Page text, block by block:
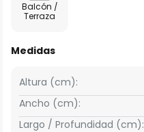
Balcón /
Terraza
Medidas
Ancho (cm):
Altura (cm):
Largo / Profundidad (cm):